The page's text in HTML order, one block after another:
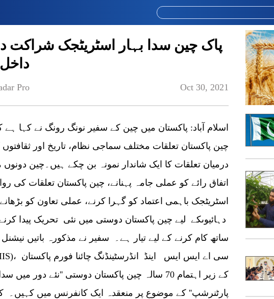
پاک چین سدا بہار اسٹریٹجک شراکت
Pro Oct 30, 2021
چین پاکستان تعلقات مختلف سماجی نظام، تاریخ اور
درمیان تعلقات کا ایک شاندار نمونہ بن چکے ہیں۔چین
اتفاق رائے کو عملی جامہ پہنانے، چین پاکستان تعلقات کی
اسٹریٹجک باہمی اعتماد کو گہرا کرنے، عملی تعاون کو
دہائیوںکے لیے چین پاکستان دوستی میں نئی تحریک پیدا
ساتھ کام کرنے کے لیے تیار ہے۔ سفیر نے مذکورہ باتیں
کے زیر اہتمام 70 سالہ چین پاکستان دوستی ''نئے دور
پارٹنرشپ'' کے موضوع پر منعقدہ ایک کانفرنس میں